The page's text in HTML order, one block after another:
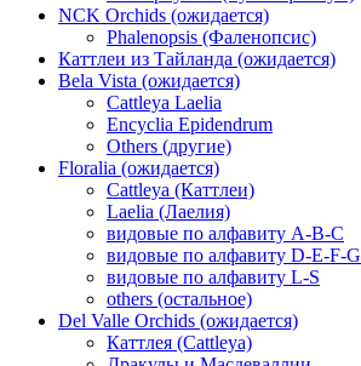
NCK Orchids (ожидается)
Phalenopsis (Фаленопсис)
Каттлеи из Тайланда (ожидается)
Bela Vista (ожидается)
Cattleya Laelia
Encyclia Epidendrum
Others (другие)
Floralia (ожидается)
Cattleya (Каттлеи)
Laelia (Лаелия)
видовые по алфавиту A-B-C
видовые по алфавиту D-E-F-G
видовые по алфавиту L-S
others (остальное)
Del Valle Orchids (ожидается)
Каттлея (Cattleya)